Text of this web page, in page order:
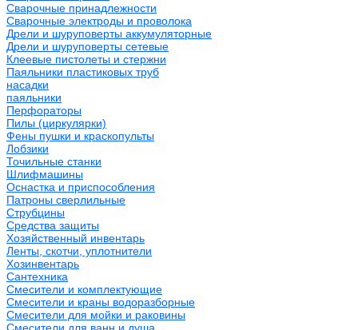
Сварочные принадлежности
Сварочные электроды и проволока
Дрели и шуруповерты аккумуляторные
Дрели и шуруповерты сетевые
Клеевые пистолеты и стержни
Паяльники пластиковых труб
насадки
паяльники
Перфораторы
Пилы (циркулярки)
Фены пушки и краскопульты
Лобзики
Точильные станки
Шлифмашины
Оснастка и приспособления
Патроны сверлильные
Струбцины
Средства защиты
Хозяйственный инвентарь
Ленты, скотчи, уплотнители
Хозинвентарь
Сантехника
Смесители и комплектующие
Смесители и краны водоразборные
Смесители для мойки и раковины
Смесители для ванн и душа